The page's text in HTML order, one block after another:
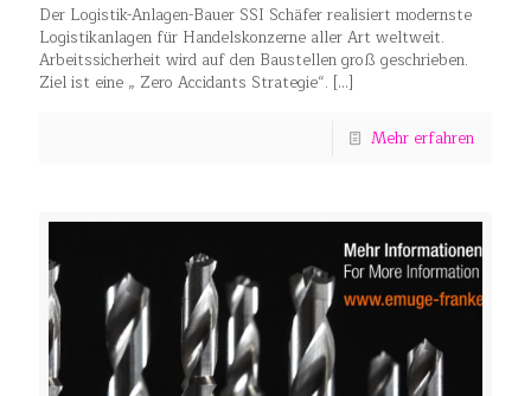
Der Logistik-Anlagen-Bauer SSI Schäfer realisiert modernste
Logistikanlagen für Handelskonzerne aller Art weltweit.
Arbeitssicherheit wird auf den Baustellen groß geschrieben.
Ziel ist eine „ Zero Accidants Strategie“. […]
Mehr erfahren